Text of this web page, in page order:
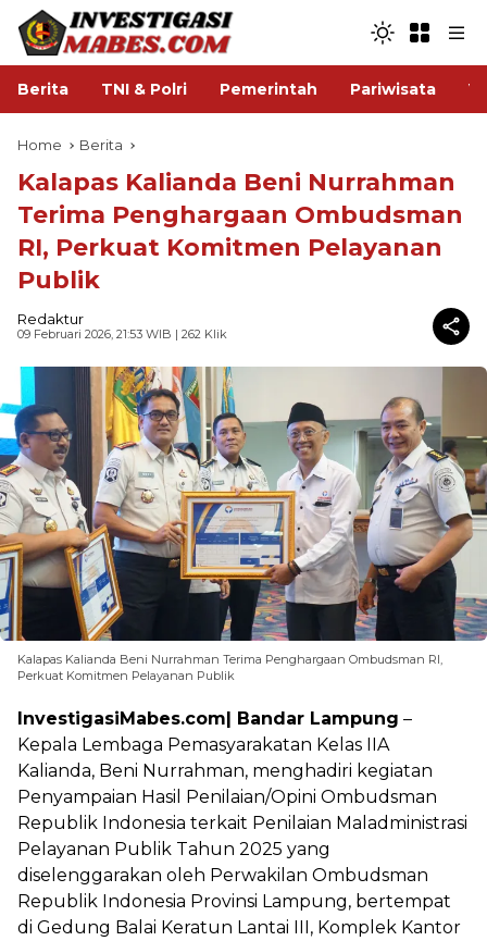
Berita TNI & Polri Pemerintah Pariwisata
Home Berita
Kalapas Kalianda Beni Nurrahman
Terima Penghargaan Ombudsman
RI, Perkuat Komitmen Pelayanan
Publik
Redaktur
09 Februari 2026, 21:53 WIB | 262 Klik
Kalapas Kalianda Beni Nurrahman Terima Penghargaan Ombudsman RI,
Perkuat Komitmen Pelayanan Publik
InvestigasiMabes.com| Bandar Lampung –
Kepala Lembaga Pemasyarakatan Kelas IIA
Kalianda, Beni Nurrahman, menghadiri kegiatan
Penyampaian Hasil Penilaian/Opini Ombudsman
Republik Indonesia terkait Penilaian Maladministrasi
Pelayanan Publik Tahun 2025 yang
diselenggarakan oleh Perwakilan Ombudsman
Republik Indonesia Provinsi Lampung, bertempat
di Gedung Balai Keratun Lantai III, Komplek Kantor